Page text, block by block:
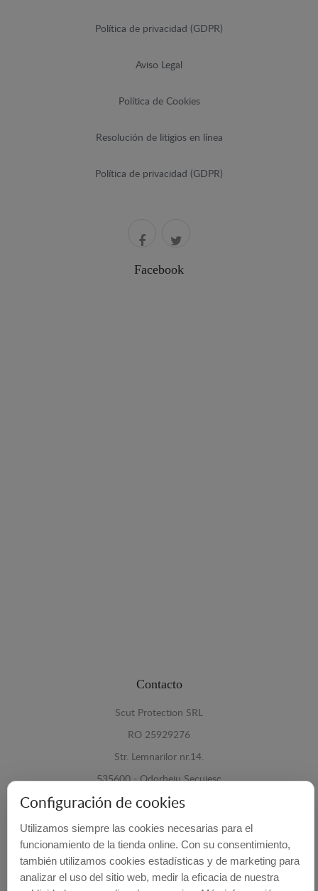
Política de privacidad (GDPR)
Aviso Legal
Política de Cookies
Resolución de litigios en línea
Política de privacidad (GDPR)
Facebook
Contacto
Scut Protection SRL
RO 25929276
Str. Lemnarilor nr.14.
535600 - Odorheiu Secuiesc
Harghita, Romania
E-mail: info@cubrecarter.com
Site: www.cubrecarter.com
Configuración de cookies
Utilizamos siempre las cookies necesarias para el
funcionamiento de la tienda online. Con su consentimiento,
también utilizamos cookies estadísticas y de marketing para
analizar el uso del sitio web, medir la eficacia de nuestra